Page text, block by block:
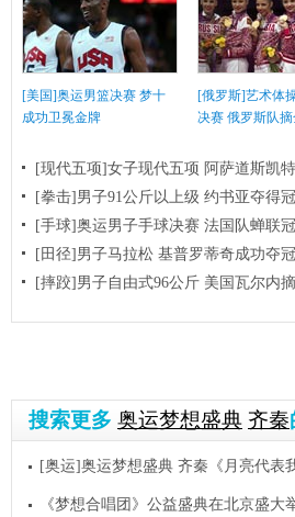
[美国]奥运男篮决赛 梦十
成功卫冕金牌
[俄罗斯]艺术体
决赛 俄罗斯队
[现代五项]女子现代五项 阿萨道斯凯
[拳击]男子91公斤以上级 约书亚夺得
[手球]奥运男子手球决赛 法国队蝉联
[田径]男子马拉松 基普罗蒂奇成功夺冠
[摔跤]男子自由式96公斤 美国瓦尔内
搜索更多 奥运梦想盛典 齐秦
[奥运]奥运梦想盛典 齐秦《月亮代表
《梦想合唱团》公益盛典在北京盛大